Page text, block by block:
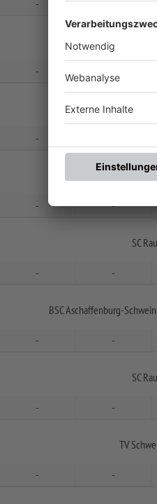
- -
-
SpVgg
-
SC
- -
SC
- -
BSC Aschaffenburg-
- -
SC
- -
TV
- -